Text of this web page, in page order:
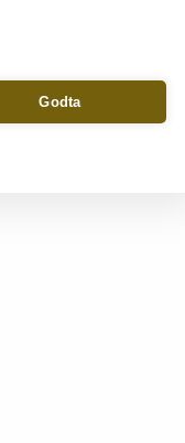
Godta
til
det trygt